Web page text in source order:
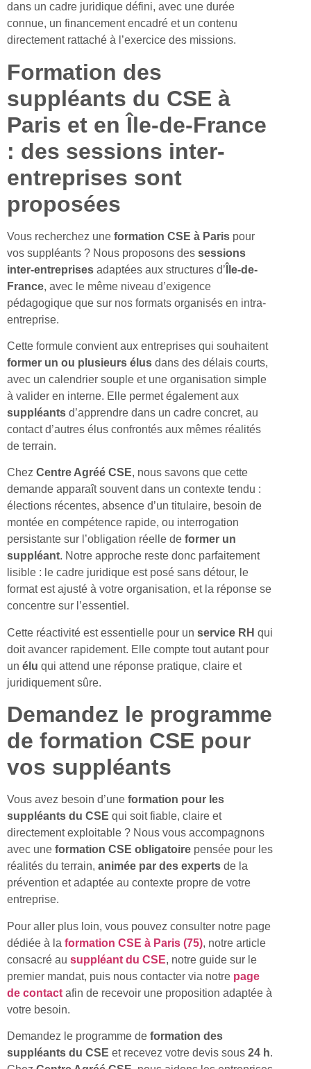
dans un cadre juridique défini, avec une durée
connue, un financement encadré et un contenu
directement rattaché à l’exercice des missions.
Formation des
suppléants du CSE à
Paris et en Île-de-France
: des sessions inter-
entreprises sont
proposées
Vous recherchez une formation CSE à Paris pour
vos suppléants ? Nous proposons des sessions
inter-entreprises adaptées aux structures d’ Île-de-
France, avec le même niveau d’exigence
pédagogique que sur nos formats organisés en intra-
entreprise.
Cette formule convient aux entreprises qui souhaitent
former un ou plusieurs élus dans des délais courts,
avec un calendrier souple et une organisation simple
à valider en interne. Elle permet également aux
suppléants d’apprendre dans un cadre concret, au
contact d’autres élus confrontés aux mêmes réalités
de terrain.
Chez Centre Agréé CSE, nous savons que cette
demande apparaît souvent dans un contexte tendu :
élections récentes, absence d’un titulaire, besoin de
montée en compétence rapide, ou interrogation
persistante sur l’obligation réelle de former un
suppléant. Notre approche reste donc parfaitement
lisible : le cadre juridique est posé sans détour, le
format est ajusté à votre organisation, et la réponse se
concentre sur l’essentiel.
Cette réactivité est essentielle pour un service RH qui
doit avancer rapidement. Elle compte tout autant pour
un élu qui attend une réponse pratique, claire et
juridiquement sûre.
Demandez le programme
de formation CSE pour
vos suppléants
Vous avez besoin d’une formation pour les
suppléants du CSE qui soit fiable, claire et
directement exploitable ? Nous vous accompagnons
avec une formation CSE obligatoire pensée pour les
réalités du terrain, animée par des experts de la
prévention et adaptée au contexte propre de votre
entreprise.
Pour aller plus loin, vous pouvez consulter notre page
dédiée à la formation CSE à Paris (75), notre article
consacré au suppléant du CSE, notre guide sur le
premier mandat, puis nous contacter via notre page
de contact afin de recevoir une proposition adaptée à
votre besoin.
Demandez le programme de formation des
suppléants du CSE et recevez votre devis sous 24 h.